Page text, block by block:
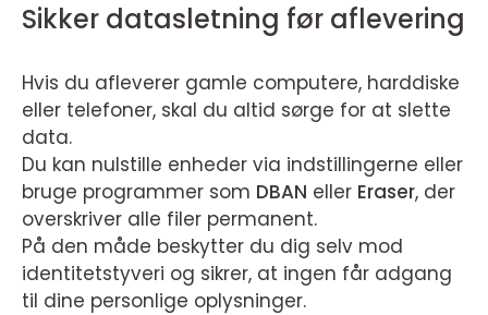
Sikker datasletning før aflevering
Hvis du afleverer gamle computere, harddiske
eller telefoner, skal du altid sørge for at slette
data.
Du kan nulstille enheder via indstillingerne eller
bruge programmer som DBAN eller Eraser, der
overskriver alle filer permanent.
På den måde beskytter du dig selv mod
identitetstyveri og sikrer, at ingen får adgang
til dine personlige oplysninger.